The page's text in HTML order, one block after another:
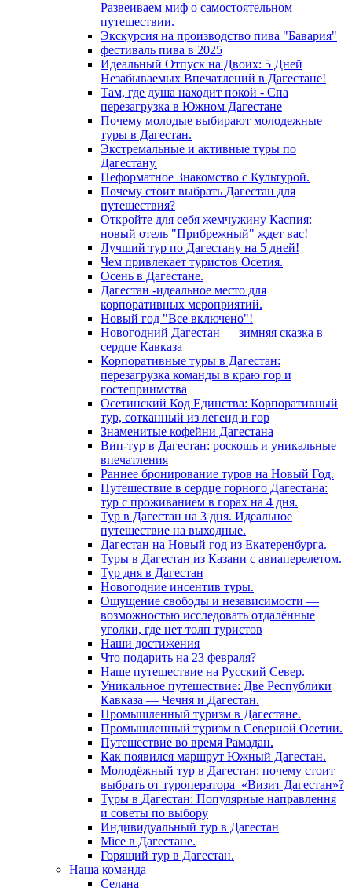
Развеиваем миф о самостоятельном
путешествии.
Экскурсия на производство пива "Бавария"
фестиваль пива в 2025
Идеальный Отпуск на Двоих: 5 Дней
Незабываемых Впечатлений в Дагестане!
Там, где душа находит покой - Спа
перезагрузка в Южном Дагестане
Почему молодые выбирают молодежные
туры в Дагестан.
Экстремальные и активные туры по
Дагестану.
Неформатное Знакомство с Культурой.
Почему стоит выбрать Дагестан для
путешествия?
Откройте для себя жемчужину Каспия:
новый отель "Прибрежный" ждет вас!
Лучший тур по Дагестану на 5 дней!
Чем привлекает туристов Осетия.
Осень в Дагестане.
Дагестан -идеальное место для
корпоративных мероприятий.
Новый год "Все включено"!
Новогодний Дагестан — зимняя сказка в
сердце Кавказа
Корпоративные туры в Дагестан:
перезагрузка команды в краю гор и
гостеприимства
Осетинский Код Единства: Корпоративный
тур, сотканный из легенд и гор
Знаменитые кофейни Дагестана
Вип-тур в Дагестан: роскошь и уникальные
впечатления
Раннее бронирование туров на Новый Год.
Путешествие в сердце горного Дагестана:
тур с проживанием в горах на 4 дня.
Тур в Дагестан на 3 дня. Идеальное
путешествие на выходные.
Дагестан на Новый год из Екатеренбурга.
Туры в Дагестан из Казани с авиаперелетом.
Тур дня в Дагестан
Новогодние инсентив туры.
Ощущение свободы и независимости —
возможностью исследовать отдалённые
уголки, где нет толп туристов
Наши достижения
Что подарить на 23 февраля?
Наше путешествие на Русский Север.
Уникальное путешествие: Две Республики
Кавказа — Чечня и Дагестан.
Промышленный туризм в Дагестане.
Промышленный туризм в Северной Осетии.
Путешествие во время Рамадан.
Как появился маршрут Южный Дагестан.
Молодёжный тур в Дагестан: почему стоит
выбрать от туроператора «Визит Дагестан»?
Туры в Дагестан: Популярные направлення
и советы по выбору
Индивидуальный тур в Дагестан
Mice в Дагестане.
Горящий тур в Дагестан.
Наша команда
Селана